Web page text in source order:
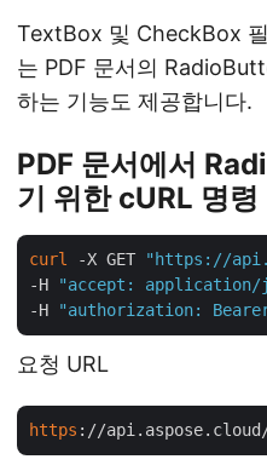
TextBox 및 CheckBox
는 PDF 문서의
하는 기능도 제공합니다.
PDF 문서에서
기 위한 cURL 명령
curl -X GET
"https://
-H
"accept: application/
-H
"authorization: Bearer
요청 URL
https ://